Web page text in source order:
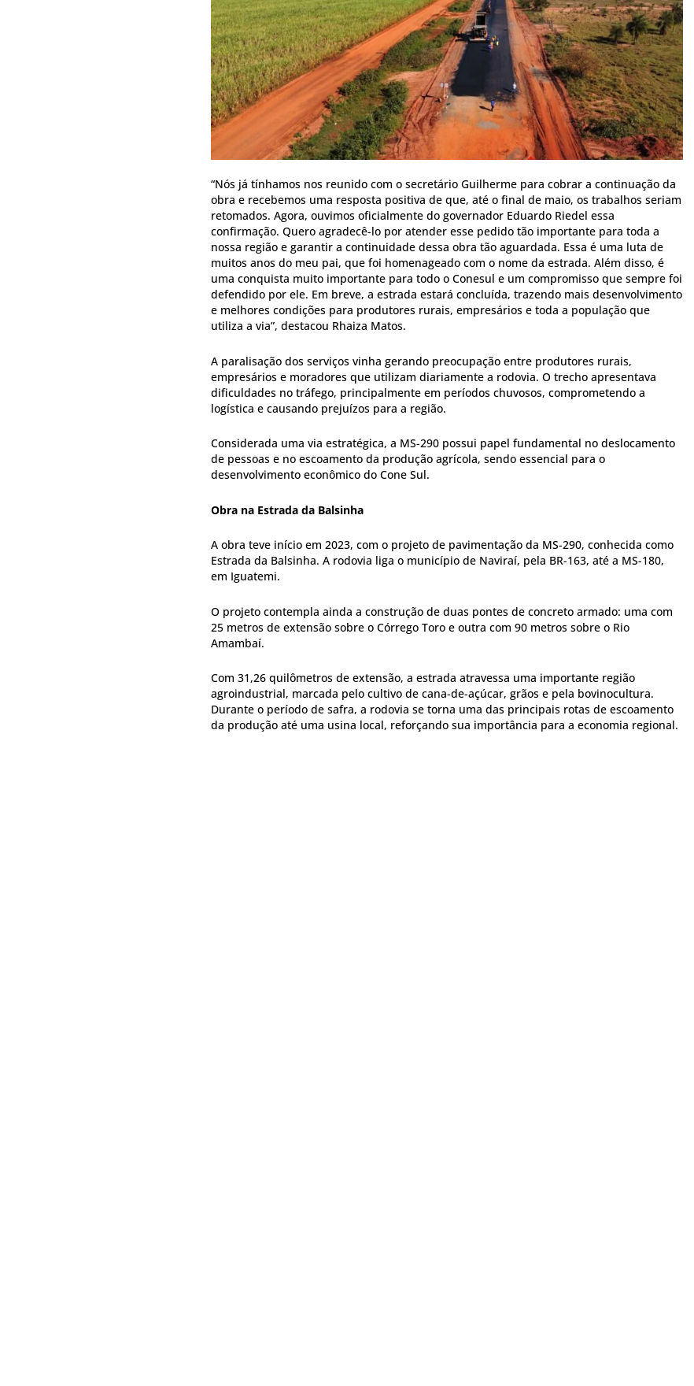
“Nós já tínhamos nos reunido com o secretário Guilherme para cobrar a continuação da
obra e recebemos uma resposta positiva de que, até o final de maio, os trabalhos seriam
retomados. Agora, ouvimos oficialmente do governador Eduardo Riedel essa
confirmação. Quero agradecê-lo por atender esse pedido tão importante para toda a
nossa região e garantir a continuidade dessa obra tão aguardada. Essa é uma luta de
muitos anos do meu pai, que foi homenageado com o nome da estrada. Além disso, é
uma conquista muito importante para todo o Conesul e um compromisso que sempre foi
defendido por ele. Em breve, a estrada estará concluída, trazendo mais desenvolvimento
e melhores condições para produtores rurais, empresários e toda a população que
utiliza a via”, destacou Rhaiza Matos.
A paralisação dos serviços vinha gerando preocupação entre produtores rurais,
empresários e moradores que utilizam diariamente a rodovia. O trecho apresentava
dificuldades no tráfego, principalmente em períodos chuvosos, comprometendo a
logística e causando prejuízos para a região.
Considerada uma via estratégica, a MS-290 possui papel fundamental no deslocamento
de pessoas e no escoamento da produção agrícola, sendo essencial para o
desenvolvimento econômico do Cone Sul.
Obra na Estrada da Balsinha
A obra teve início em 2023, com o projeto de pavimentação da MS-290, conhecida como
Estrada da Balsinha. A rodovia liga o município de Naviraí, pela BR-163, até a MS-180,
em Iguatemi.
O projeto contempla ainda a construção de duas pontes de concreto armado: uma com
25 metros de extensão sobre o Córrego Toro e outra com 90 metros sobre o Rio
Amambaí.
Com 31,26 quilômetros de extensão, a estrada atravessa uma importante região
agroindustrial, marcada pelo cultivo de cana-de-açúcar, grãos e pela bovinocultura.
Durante o período de safra, a rodovia se torna uma das principais rotas de escoamento
da produção até uma usina local, reforçando sua importância para a economia regional.